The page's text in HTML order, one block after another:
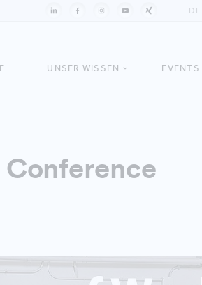
DE
UNSER WISSEN EVENTS